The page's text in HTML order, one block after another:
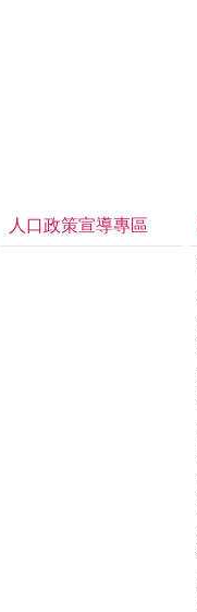
人口政策宣導專區